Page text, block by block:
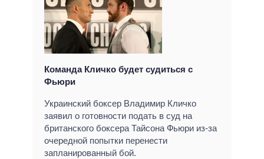
Команда Кличко будет судиться с
Фьюри
Украинский боксер Владимир Кличко
заявил о готовности подать в суд на
британского боксера Тайсона Фьюри из-за
очередной попытки перенести
запланированный бой.